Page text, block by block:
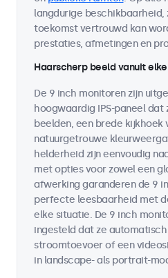
langdurige beschikbaarheid,
toekomst vertrouwd kan
prestaties, afmetingen en
Haarscherp beeld vanuit
De 9 inch monitoren zijn
hoogwaardig IPS-paneel
beelden, een brede kijkhoek
natuurgetrouwe
helderheid zijn eenvoudig
met opties voor zowel een
afwerking garanderen de 9
perfecte leesbaarheid met
elke situatie. De 9 inch
ingesteld dat ze
stroomtoevoer of een
in landscape- als portrait-